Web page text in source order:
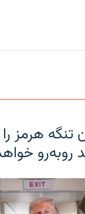
تنگه هرمز را
روبه‌رو